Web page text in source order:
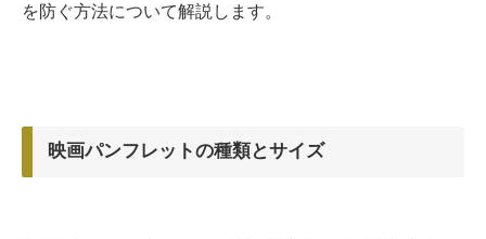
を防ぐ方法について解説します。
映画パンフレットの種類とサイズ